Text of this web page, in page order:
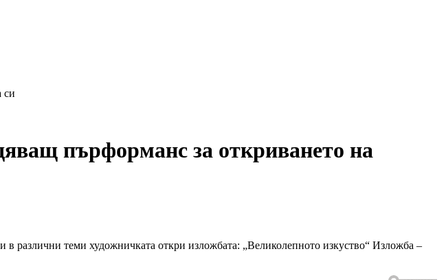
си
пърформанс за откриването на
различни теми художничката откри изложбата: „Великолепното изкуство“ Изложба –